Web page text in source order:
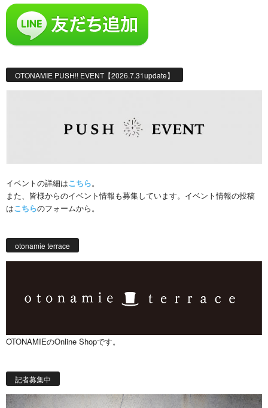
OTONAMIE PUSH!! EVENT【2026.7.31update】
イベントの詳細はこちら。
また、皆様からのイベント情報も募集しています。イベント情報の投稿
はこちらのフォームから。
otonamie terrace
OTONAMIEのOnline Shopです。
記者募集中